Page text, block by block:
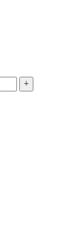
+